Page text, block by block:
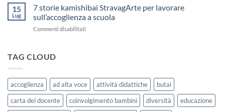
sceglierle
Kamishibai
Gratis
sull’Accoglienza:
Settembre
2026
15
Lug
7 storie kamishibai StravagArte per lavorare
sull’accoglienza a scuola
Commenti disabilitati
lavorare
sull’accoglienza
a
scuola
TAG CLOUD
accoglienza ad alta voce attività didattiche
butai
carta del docente
coinvolgimento bambini diversità
educazione